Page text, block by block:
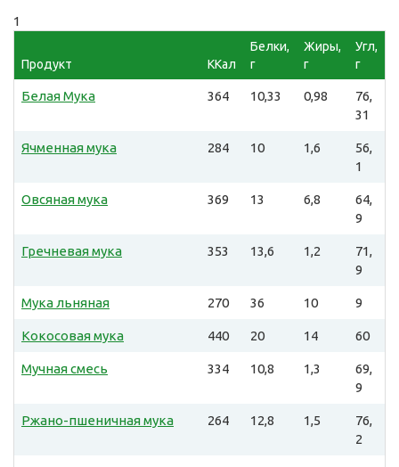
1
Продукт ККал
Белки,
г
Жиры,
г
Угл,
г
Белая Мука 364 10,33 0,98
76,
31
Ячменная мука 284 10 1,6
56,
1
Овсяная мука 369 13 6,8
64,
9
Гречневая мука 353 13,6 1,2
71,
9
Мука льняная 270 36 10 9
Кокосовая мука 440 20 14 60
Мучная смесь 334 10,8 1,3
69,
9
Ржано-пшеничная мука 264 12,8 1,5
76,
2